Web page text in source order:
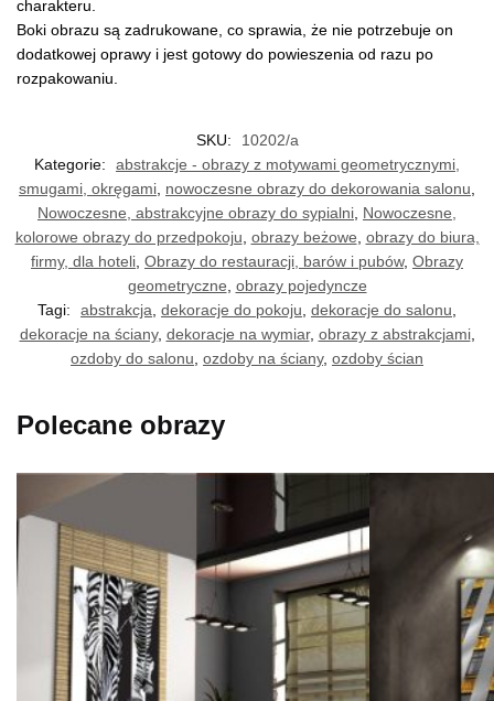
charakteru.
Boki obrazu są zadrukowane, co sprawia, że nie potrzebuje on
dodatkowej oprawy i jest gotowy do powieszenia od razu po
rozpakowaniu.
SKU:
10202/a
Kategorie:
abstrakcje - obrazy z motywami geometrycznymi,
smugami, okręgami, nowoczesne obrazy do dekorowania salonu,
Nowoczesne, abstrakcyjne obrazy do sypialni, Nowoczesne,
kolorowe obrazy do przedpokoju, obrazy beżowe, obrazy do biura,
firmy, dla hoteli, Obrazy do restauracji, barów i pubów, Obrazy
geometryczne, obrazy pojedyncze
Tagi:
abstrakcja, dekoracje do pokoju, dekoracje do salonu,
dekoracje na ściany, dekoracje na wymiar, obrazy z abstrakcjami,
ozdoby do salonu, ozdoby na ściany, ozdoby ścian
Polecane obrazy